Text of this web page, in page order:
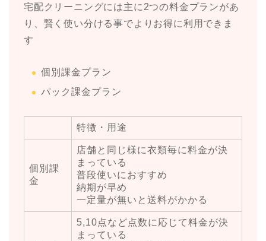
宅配クリーニングには主に2つの料金プランがあ
り、賢く使い分ける事でよりお得に利用できま
す
個別課金プラン
パック課金プラン
特徴・用途
個別課
金
店舗と同じ様に衣類毎に料金が決
まっている
普段使いにおすすめ
納期が早め
一定量が無いと送料がかかる
5,10点など点数に応じて料金が決
まっている